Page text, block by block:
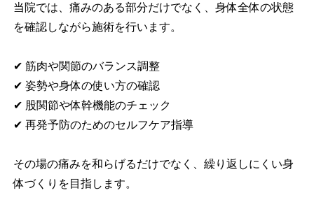
当院では、痛みのある部分だけでなく、身体全体の状態
を確認しながら施術を行います。
✔ 筋肉や関節のバランス調整
✔ 姿勢や身体の使い方の確認
✔ 股関節や体幹機能のチェック
✔ 再発予防のためのセルフケア指導
その場の痛みを和らげるだけでなく、繰り返しにくい身
体づくりを目指します。